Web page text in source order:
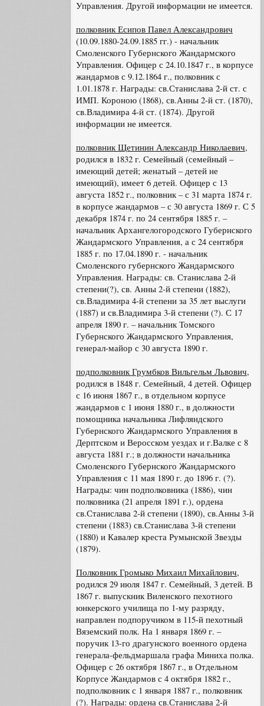
Управления. Другой информации не имеется.
полковник Есипов Павел Александрович
(10.09.1880-24.09.1885 гг.) - начальник
Смоленского Губернского Жандармского
Управления. Офицер с 24.10.1847 г., в корпусе
жандармов с 9.12.1864 г., полковник с
1.01.1878 г. Награды: св.Станислава 2-й ст. с
ИМП. Короною (1868), св.Анны 2-й ст. (1870),
св.Владимира 4-й ст. (1874). Другой
информации не имеется.
полковник Щетинин Александр Николаевич,
родился в 1832 г. Семейный (семейный –
имеющий детей; женатый – детей не
имеющий), имеет 6 детей. Офицер с 13
августа 1852 г., полковник – с 31 марта 1874 г.
в корпусе жандармов – с 30 августа 1869 г. С 5
декабря 1874 г. по 24 сентября 1885 г. –
начальник Архангелогородского Губернского
Жандармского Управления, а с 24 сентября
1885 г. по 17.04.1890 г. - начальник
Смоленского губернского Жандармского
Управления. Награды: св. Станислава 2-й
степени(?), св. Анны 2-й степени (1882),
св.Владимира 4-й степени за 35 лет выслуги
(1887) и св.Владимира 3-й степени (?). С 17
апреля 1890 г. – начальник Томского
Губернского Жандармского Управления,
генерал-майор с 30 августа 1890 г.
подполковник Грумбков Вильгельм Львович,
родился в 1848 г. Семейный, 4 детей. Офицер
с 16 июня 1867 г., в отдельном корпусе
жандармов с 1 июня 1880 г., в должности
помощника начальника Лифляндского
Губернского Жандармского Управления в
Дерптском и Веросском уездах и г.Валке с 8
августа 1881 г.; в должности начальника
Смоленского Губернского Жандармского
Управления с 11 мая 1890 г. до 1896 г. (?).
Награды: чин подполковника (1886), чин
полковника (21 апреля 1891 г.), ордена
св.Станислава 2-й степени (1890), св.Анны 3-й
степени (1883) св.Станислава 3-й степени
(1880) и Кавалер креста Румынской Звезды
(1879).
Полковник Громыко Михаил Михайлович,
родился 29 июля 1847 г. Семейный, 3 детей. В
1867 г. выпускник Виленского пехотного
юнкерского училища по 1-му разряду,
направлен подпоручиком в 115-й пехотный
Вяземский полк. На 1 января 1869 г. –
поручик 13-го драгунского военного ордена
генерала-фельдмаршала графа Миниха полка.
Офицер с 26 октября 1867 г., в Отдельном
Корпусе Жандармов с 4 октября 1882 г.,
подполковник с 1 января 1887 г., полковник
(?). Награды: ордена св.Станислава 2-й